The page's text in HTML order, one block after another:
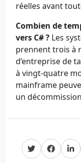
réelles avant
Combien de
vers C# ? Les
prennent trois à
d’entreprise de
à vingt-quatre
mainframe
un